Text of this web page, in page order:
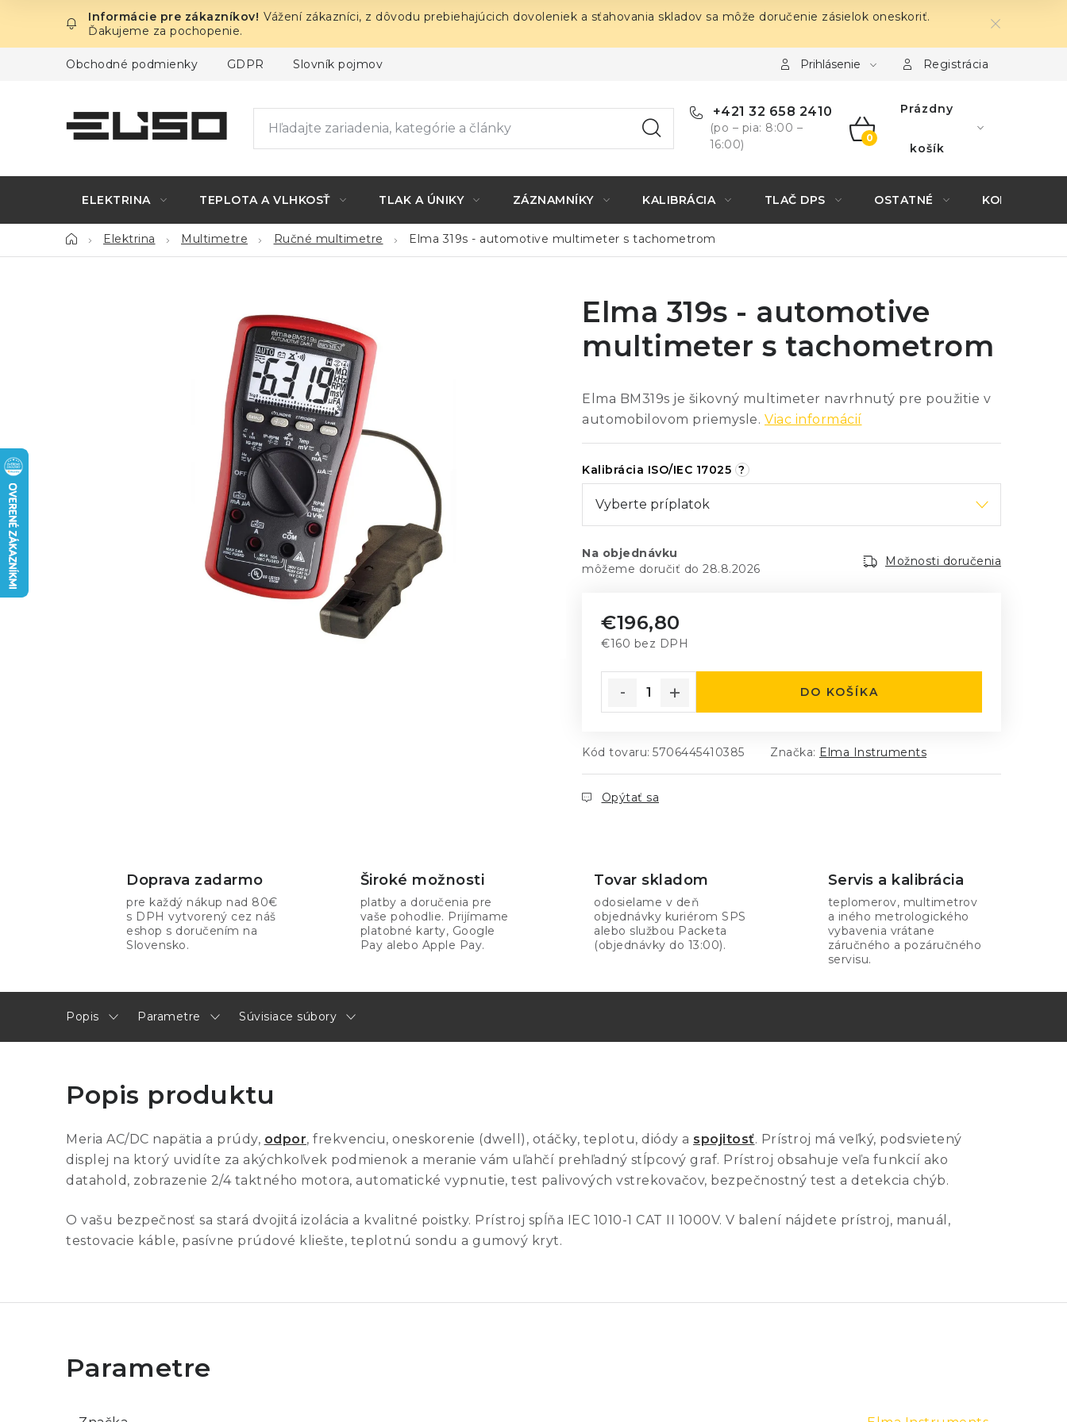
obsah
Vážení zákazníci, z dôvodu prebiehajúcich dovoleniek a sťahovania skladov sa môže doručenie zásielok oneskoriť.
Ďakujeme za pochopenie.
Obchodné podmienky GDPR Slovník pojmov Prihlásenie Registrácia
+421 32 658 2410
(po – pia: 8:00 –
16:00)
NÁKUPNÝ
Prázdny
košík
ELEKTRINA TEPLOTA A VLHKOSŤ TLAK A ÚNIKY ZÁZNAMNÍKY KALIBRÁCIA TLAČ DPS OSTATNÉ KONTAKTY
DomovElektrina Multimetre Ručné multimetre Elma 319s - automotive multimeter s tachometrom
Elma 319s - automotive
multimeter s tachometrom
Elma BM319s je šikovný multimeter navrhnutý pre použitie v
automobilovom priemysle. Viac informácií
Kalibrácia ISO/IEC 17025 ?
Na objednávku
28.8.2026
Možnosti doručenia
€196,80
€160 bez DPH
DO KOŠÍKA
Kód tovaru: 5706445410385 Značka: Elma Instruments
Opýtať sa
Doprava zadarmo
pre každý nákup nad 80€
s DPH vytvorený cez náš
eshop s doručením na
Slovensko.
Široké možnosti
platby a doručenia pre
vaše pohodlie. Prijímame
platobné karty, Google
Pay alebo Apple Pay.
Tovar skladom
odosielame v deň
objednávky kuriérom SPS
alebo službou Packeta
(objednávky do 13:00).
Servis a kalibrácia
teplomerov, multimetrov
a iného metrologického
vybavenia vrátane
záručného a pozáručného
servisu.
Popis Parametre Súvisiace súbory
Popis produktu
Meria AC/DC napätia a prúdy, odpor, frekvenciu, oneskorenie (dwell), otáčky, teplotu, diódy a spojitosť. Prístroj má veľký, podsvietený
displej na ktorý uvidíte za akýchkoľvek podmienok a meranie vám uľahčí prehľadný stĺpcový graf. Prístroj obsahuje veľa funkcií ako
datahold, zobrazenie 2/4 taktného motora, automatické vypnutie, test palivových vstrekovačov, bezpečnostný test a detekcia chýb.
O vašu bezpečnosť sa stará dvojitá izolácia a kvalitné poistky. Prístroj spĺňa IEC 1010-1 CAT II 1000V. V balení nájdete prístroj, manuál,
testovacie káble, pasívne prúdové kliešte, teplotnú sondu a gumový kryt.